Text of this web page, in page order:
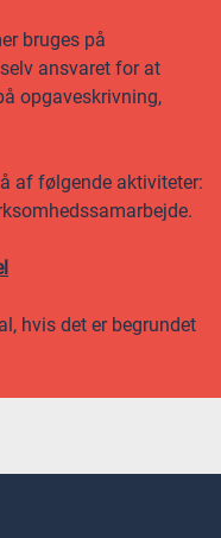
bruges på
ansvaret for at
opgaveskrivning,
af følgende aktiviteter:
hvis det er begrundet